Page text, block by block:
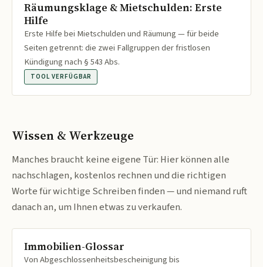
Räumungsklage & Mietschulden: Erste
Hilfe
Erste Hilfe bei Mietschulden und Räumung — für beide
Seiten getrennt: die zwei Fallgruppen der fristlosen
Kündigung nach § 543 Abs.
TOOL VERFÜGBAR
Wissen & Werkzeuge
Manches braucht keine eigene Tür: Hier können alle
nachschlagen, kostenlos rechnen und die richtigen
Worte für wichtige Schreiben finden — und niemand ruft
danach an, um Ihnen etwas zu verkaufen.
Immobilien-Glossar
Von Abgeschlossenheitsbescheinigung bis